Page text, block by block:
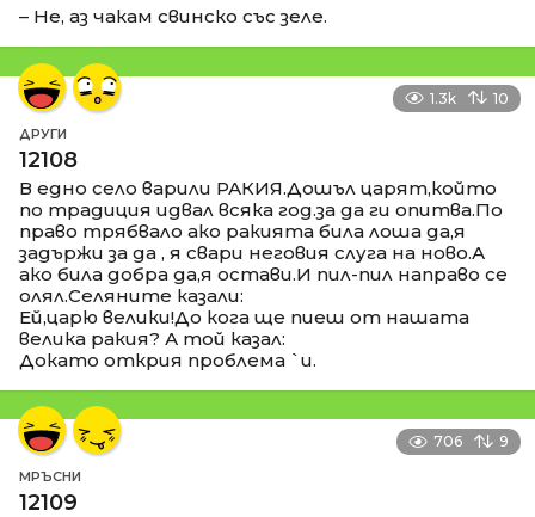
– Не, аз чакам свинско със зеле.
1.3k 10
ДРУГИ
12108
В едно село варили РАКИЯ.Дошъл царят,който
по традиция идвал всяка год.за да ги опитва.По
право трябвало ако ракията била лоша да,я
задържи за да , я свари неговия слуга на ново.А
ако била добра да,я остави.И пил-пил направо се
олял.Селяните казали:
Ей,царю велики!До кога ще пиеш от нашата
велика ракия? А той казал:
Докато открия проблема `и.
706 9
МРЪСНИ
12109